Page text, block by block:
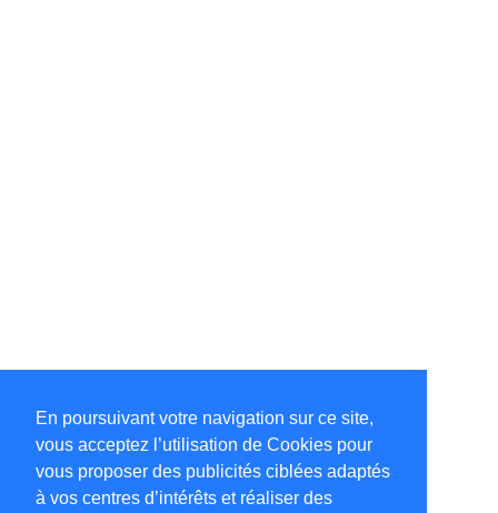
En poursuivant votre navigation sur ce site,
vous acceptez l’utilisation de Cookies pour
vous proposer des publicités ciblées adaptés
à vos centres d’intérêts et réaliser des